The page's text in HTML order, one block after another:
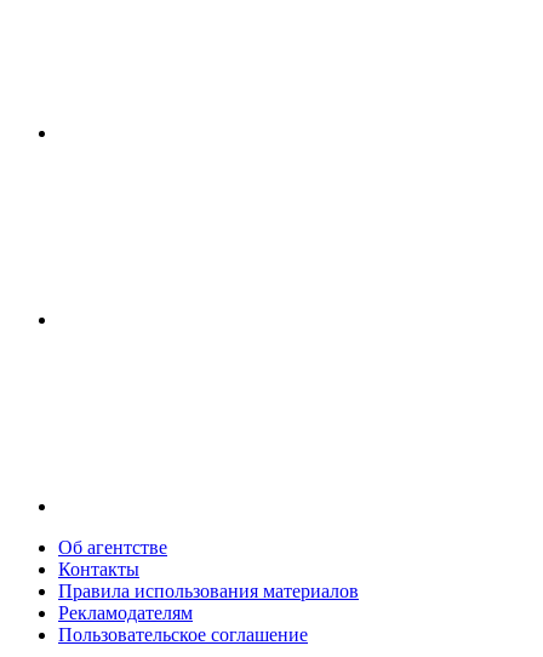
Об агентстве
Контакты
Правила использования материалов
Рекламодателям
Пользовательское соглашение